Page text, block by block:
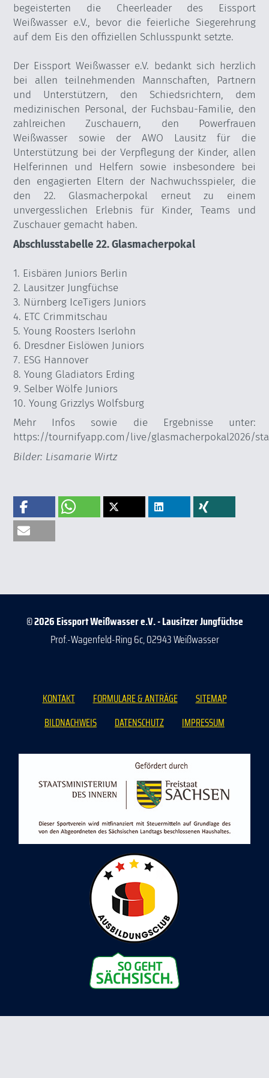
begeisterten die Cheerleader des Eissport
Weißwasser e.V., bevor die feierliche Siegerehrung
auf dem Eis den offiziellen Schlusspunkt setzte.
Der Eissport Weißwasser e.V. bedankt sich herzlich
bei allen teilnehmenden Mannschaften, Partnern
und Unterstützern, den Schiedsrichtern, dem
medizinischen Personal, der Fuchsbau-Familie, den
zahlreichen Zuschauern, den Powerfrauen
Weißwasser sowie der AWO Lausitz für die
Unterstützung bei der Verpflegung der Kinder, allen
Helferinnen und Helfern sowie insbesondere bei
den engagierten Eltern der Nachwuchsspieler, die
den 22. Glasmacherpokal erneut zu einem
unvergesslichen Erlebnis für Kinder, Teams und
Zuschauer gemacht haben.
Abschlusstabelle 22. Glasmacherpokal
1. Eisbären Juniors Berlin
2. Lausitzer Jungfüchse
3. Nürnberg IceTigers Juniors
4. ETC Crimmitschau
5. Young Roosters Iserlohn
6. Dresdner Eislöwen Juniors
7. ESG Hannover
8. Young Gladiators Erding
9. Selber Wölfe Juniors
10. Young Grizzlys Wolfsburg
Mehr Infos sowie die Ergebnisse unter:
https://tournifyapp.com/live/glasmacherpokal2026/
Bilder: Lisamarie Wirtz
© 2026 Eissport Weißwasser e.V. - Lausitzer Jungfüchse
Prof.-Wagenfeld-Ring 6c, 02943 Weißwasser
KONTAKT FORMULARE & ANTRÄGE
SITEMAP
BILDNACHWEIS
DATENSCHUTZ IMPRESSUM